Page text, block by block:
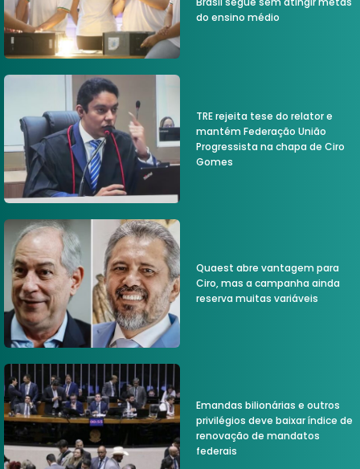
do ensino médio
TRE rejeita tese do relator e
mantém Federação União
Progressista na chapa de Ciro
Gomes
Quaest abre vantagem para
Ciro, mas a campanha ainda
reserva muitas variáveis
Emandas bilionárias e outros
privilégios deve baixar índice de
renovação de mandatos
federais